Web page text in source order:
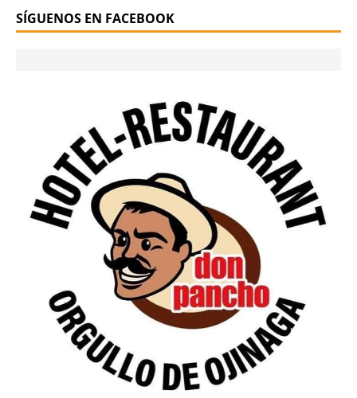
SÍGUENOS EN FACEBOOK